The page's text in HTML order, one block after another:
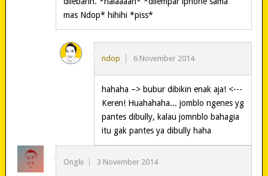
mas Ndop* hihihi *piss*
ndop 6 November 2014
hahaha –> bubur dibikin enak aja! <---
Keren! Huahahaha... jomblo ngenes yg
pantes dibully, kalau jomnblo bahagia
itu gak pantes ya dibully haha
Ongki 3 November 2014